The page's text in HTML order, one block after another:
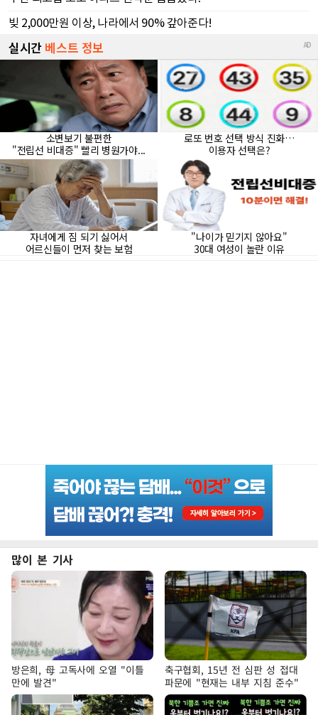
많이 본 기사
방은희, 母 고독사에 오열 "이틀
만에 발견"
축구협회, 15년 전 심판 성 접대
파문에 "현재는 내부 지침 준수"